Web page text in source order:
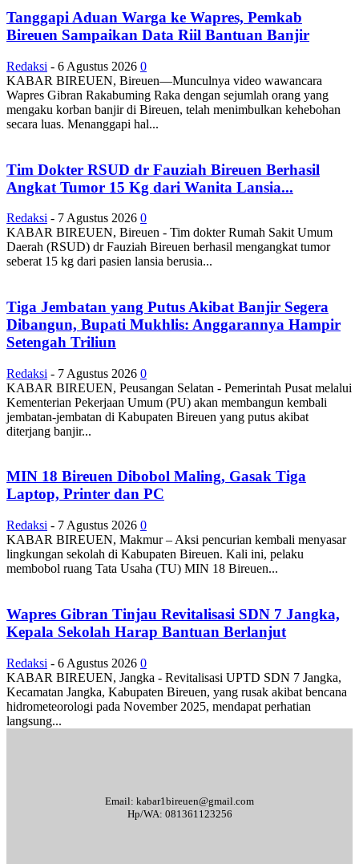
Tanggapi Aduan Warga ke Wapres, Pemkab
Bireuen Sampaikan Data Riil Bantuan Banjir
Redaksi - 6 Agustus 2026 0
KABAR BIREUEN, Bireuen—Munculnya video wawancara
Wapres Gibran Rakabuming Raka dengan sejumlah orang yang
mengaku korban banjir di Bireuen, telah menimbulkan kehebohan
secara luas. Menanggapi hal...
Tim Dokter RSUD dr Fauziah Bireuen Berhasil
Angkat Tumor 15 Kg dari Wanita Lansia...
Redaksi - 7 Agustus 2026 0
KABAR BIREUEN, Bireuen - Tim dokter Rumah Sakit Umum
Daerah (RSUD) dr Fauziah Bireuen berhasil mengangkat tumor
seberat 15 kg dari pasien lansia berusia...
Tiga Jembatan yang Putus Akibat Banjir Segera
Dibangun, Bupati Mukhlis: Anggarannya Hampir
Setengah Triliun
Redaksi - 7 Agustus 2026 0
KABAR BIREUEN, Peusangan Selatan - Pemerintah Pusat melalui
Kementerian Pekerjaan Umum (PU) akan membangun kembali
jembatan-jembatan di Kabupaten Bireuen yang putus akibat
diterjang banjir...
MIN 18 Bireuen Dibobol Maling, Gasak Tiga
Laptop, Printer dan PC
Redaksi - 7 Agustus 2026 0
KABAR BIREUEN, Makmur – Aksi pencurian kembali menyasar
lingkungan sekolah di Kabupaten Bireuen. Kali ini, pelaku
membobol ruang Tata Usaha (TU) MIN 18 Bireuen...
Wapres Gibran Tinjau Revitalisasi SDN 7 Jangka,
Kepala Sekolah Harap Bantuan Berlanjut
Redaksi - 6 Agustus 2026 0
KABAR BIREUEN, Jangka - Revitalisasi UPTD SDN 7 Jangka,
Kecamatan Jangka, Kabupaten Bireuen, yang rusak akibat bencana
hidrometeorologi pada November 2025, mendapat perhatian
langsung...
Email: kabar1bireuen@gmail.com
Hp/WA: 081361123256